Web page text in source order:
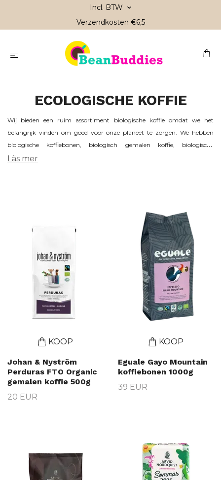
Incl. BTW
Verzendkosten €6,5
ECOLOGISCHE KOFFIE
Wij bieden een ruim assortiment biologische koffie omdat we het
belangrijk vinden om goed voor onze planeet te zorgen. We hebben
biologische koffiebonen, biologisch gemalen koffie, biologische
cafeïnevrije koffie en biologische koffiecapsules – alles wat je maar kunt
Läs mer
KOOP
Johan & Nyström
Perduras FTO Organic
gemalen koffie 500g
20 EUR
KOOP
Eguale Gayo Mountain
koffiebonen 1000g
39 EUR